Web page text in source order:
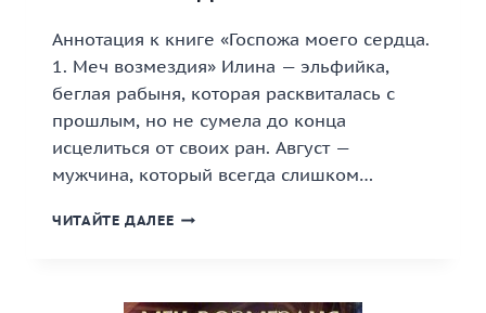
Аннотация к книге «Госпожа моего сердца.
1. Меч возмездия» Илина — эльфийка,
беглая рабыня, которая расквиталась с
прошлым, но не сумела до конца
исцелиться от своих ран. Август —
мужчина, который всегда слишком…
ЧИТАЙТЕ ДАЛЕЕ «ГОСПОЖА
МЕЧ